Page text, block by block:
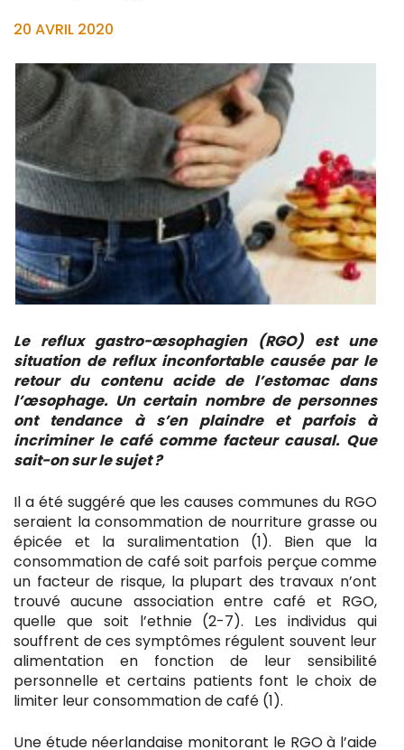
20 AVRIL 2020
Le reflux gastro-œsophagien (RGO) est une
situation de reflux inconfortable causée par le
retour du contenu acide de l’estomac dans
l’œsophage. Un certain nombre de personnes
ont tendance à s’en plaindre et parfois à
incriminer le café comme facteur causal. Que
sait-on sur le sujet ?
Il a été suggéré que les causes communes du RGO
seraient la consommation de nourriture grasse ou
épicée et la suralimentation (1). Bien que la
consommation de café soit parfois perçue comme
un facteur de risque, la plupart des travaux n’ont
trouvé aucune association entre café et RGO,
quelle que soit l’ethnie (2-7). Les individus qui
souffrent de ces symptômes régulent souvent leur
alimentation en fonction de leur sensibilité
personnelle et certains patients font le choix de
limiter leur consommation de café (1).
Une étude néerlandaise monitorant le RGO à l’aide